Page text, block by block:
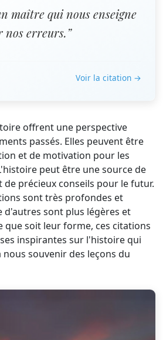
maître qui nous enseigne
nos erreurs.”
Voir la citation →
offrent une perspective
passés. Elles peuvent être
et de motivation pour les
peut être une source de
de précieux conseils pour le futur.
sont très profondes et
d'autres sont plus légères et
que soit leur forme, ces citations
inspirantes sur l'histoire qui
souvenir des leçons du